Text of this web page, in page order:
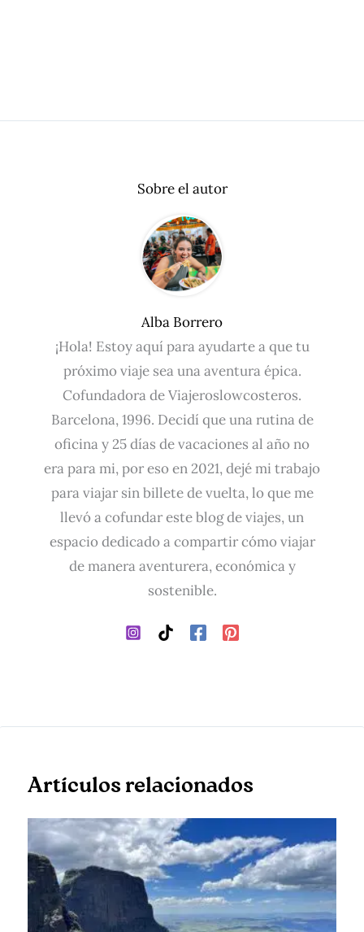
Sobre el autor
Alba Borrero
¡Hola! Estoy aquí para ayudarte a que tu
próximo viaje sea una aventura épica.
Cofundadora de Viajeroslowcosteros.
Barcelona, 1996. Decidí que una rutina de
oficina y 25 días de vacaciones al año no
era para mi, por eso en 2021, dejé mi trabajo
para viajar sin billete de vuelta, lo que me
llevó a cofundar este blog de viajes, un
espacio dedicado a compartir cómo viajar
de manera aventurera, económica y
sostenible.
Artículos relacionados